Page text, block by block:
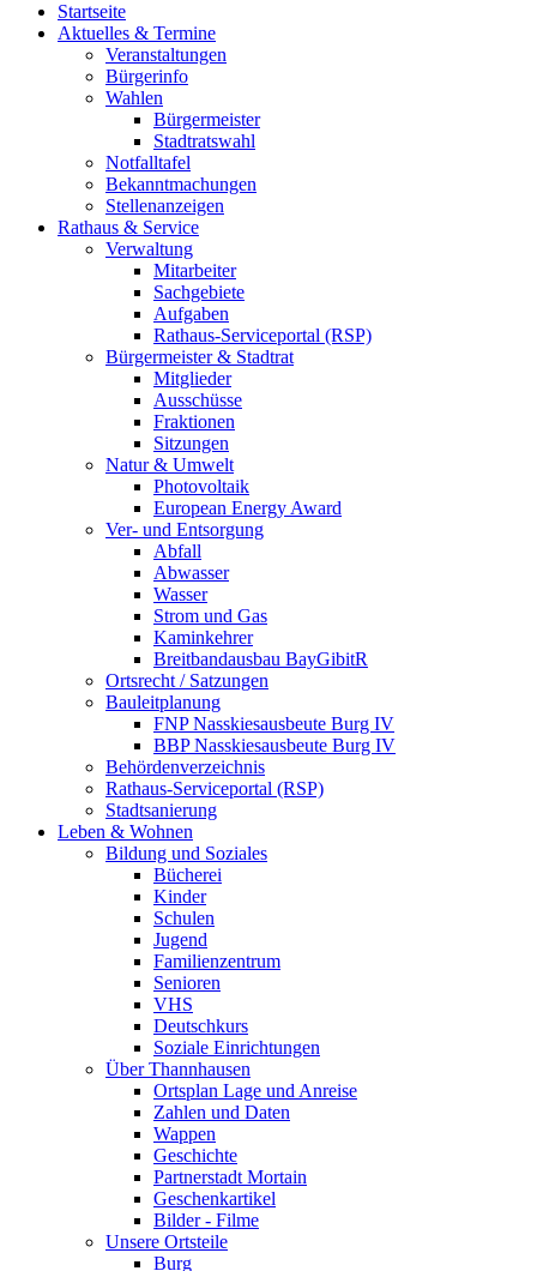
Startseite
Aktuelles & Termine
Veranstaltungen
Bürgerinfo
Wahlen
Bürgermeister
Stadtratswahl
Notfalltafel
Bekanntmachungen
Stellenanzeigen
Rathaus & Service
Verwaltung
Mitarbeiter
Sachgebiete
Aufgaben
Rathaus-Serviceportal (RSP)
Bürgermeister & Stadtrat
Mitglieder
Ausschüsse
Fraktionen
Sitzungen
Natur & Umwelt
Photovoltaik
European Energy Award
Ver- und Entsorgung
Abfall
Abwasser
Wasser
Strom und Gas
Kaminkehrer
Breitbandausbau BayGibitR
Ortsrecht / Satzungen
Bauleitplanung
FNP Nasskiesausbeute Burg IV
BBP Nasskiesausbeute Burg IV
Behördenverzeichnis
Rathaus-Serviceportal (RSP)
Stadtsanierung
Leben & Wohnen
Bildung und Soziales
Bücherei
Kinder
Schulen
Jugend
Familienzentrum
Senioren
VHS
Deutschkurs
Soziale Einrichtungen
Über Thannhausen
Ortsplan Lage und Anreise
Zahlen und Daten
Wappen
Geschichte
Partnerstadt Mortain
Geschenkartikel
Bilder - Filme
Unsere Ortsteile
Burg